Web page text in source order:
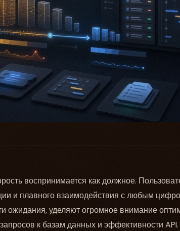
воспринимается как должное.
и плавного взаимодействия с любым
ожидания, уделяют огромное внимание
к базам данных и эффективности API.